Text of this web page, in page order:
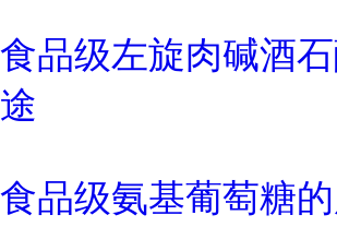
食品级左旋肉碱酒
途
食品级氨基葡萄糖